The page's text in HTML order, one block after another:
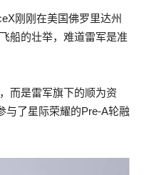
刚刚在美国佛罗里达州
船的壮举，难道雷军是准
而是雷军旗下的顺为资
与了星际荣耀的Pre-A轮融